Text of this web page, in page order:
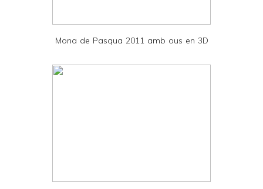
Mona de Pasqua 2011 amb ous en 3D